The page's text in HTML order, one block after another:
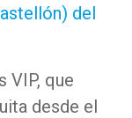
del
VIP, que
desde el